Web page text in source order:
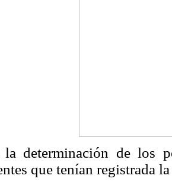
la determinación de los
que tenían registrada